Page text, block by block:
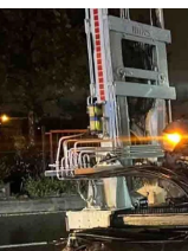
Sağlık
Yaşam
Resmi ilanlar
Haber Arşivi